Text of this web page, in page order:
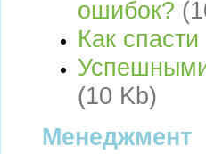
ошибок?
Как
(10 Kb)
Менеджмент